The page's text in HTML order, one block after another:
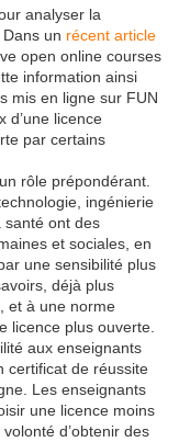
analyser la
un récent article
open online courses
information ainsi
mis en ligne sur FUN
d’une licence
par certains
rôle prépondérant.
ingénierie
santé ont des
et sociales, en
une sensibilité plus
déjà plus
et à une norme
licence plus ouverte.
aux enseignants
certificat de réussite
Les enseignants
une licence moins
d’obtenir des